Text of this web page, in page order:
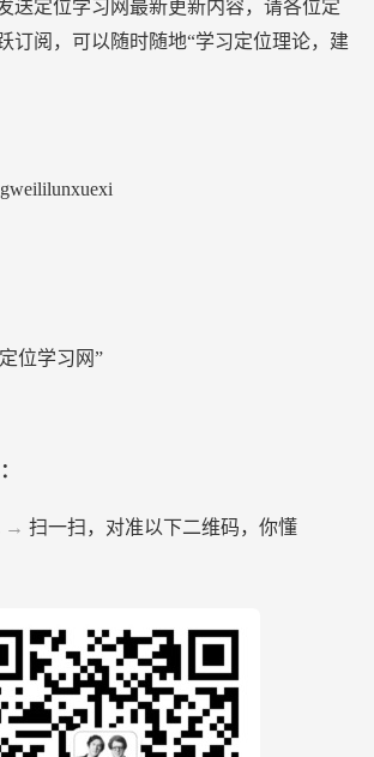
送定位学习网最新更新内容，请各位定
订阅，可以随时随地“学习定位理论，建
位学习网”
：
→ 扫一扫，对准以下二维码，你懂